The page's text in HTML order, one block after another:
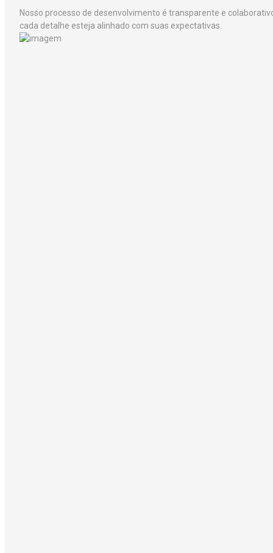
Nosso processo de desenvolvimento é transparente e
cada detalhe esteja alinhado com suas expectativas.